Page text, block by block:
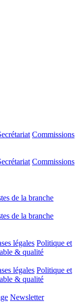
Commissions
Commissions
de la branche
de la branche
légales Politique et
& qualité
légales Politique et
& qualité
Newsletter